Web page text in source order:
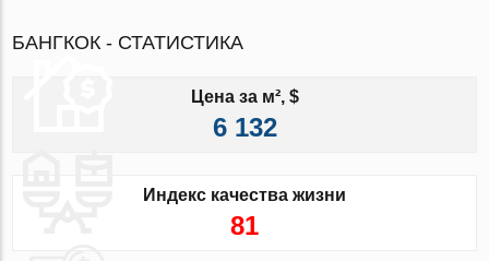
БАНГКОК - СТАТИСТИКА
Цена за м², $
6 132
Индекс качества жизни
81